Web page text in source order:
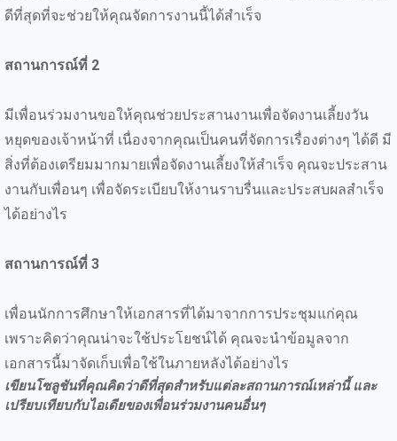
ดีที่สุดที่จะช่วยให้คุณจัดการงานนี้ได้สำเร็จ
สถานการณ์ที่ 2
มีเพื่อนร่วมงานขอให้คุณช่วยประสานงานเพื่อจัดงานเลี้ยงวัน
หยุดของเจ้าหน้าที่ เนื่องจากคุณเป็นคนที่จัดการเรื่องต่างๆ ได้ดี มี
สิ่งที่ต้องเตรียมมากมายเพื่อจัดงานเลี้ยงให้สำเร็จ คุณจะประสาน
งานกับเพื่อนๆ เพื่อจัดระเบียบให้งานราบรื่นและประสบผลสำเร็จ
ได้อย่างไร
สถานการณ์ที่ 3
เพื่อนนักการศึกษาให้เอกสารที่ได้มาจากการประชุมแก่คุณ
เพราะคิดว่าคุณน่าจะใช้ประโยชน์ได้ คุณจะนำข้อมูลจาก
เอกสารนี้มาจัดเก็บเพื่อใช้ในภายหลังได้อย่างไร
เขียนโซลูชันที่คุณคิดว่าดีที่สุดสำหรับแต่ละสถานการณ์เหล่านี้ และ
เปรียบเทียบกับไอเดียของเพื่อนร่วมงานคนอื่นๆ